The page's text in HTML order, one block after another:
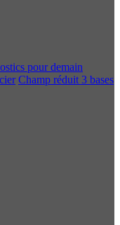
pour demain
Champ réduit 3 bases